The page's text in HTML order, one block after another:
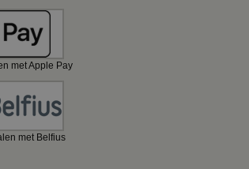
met Apple Pay
met Belfius